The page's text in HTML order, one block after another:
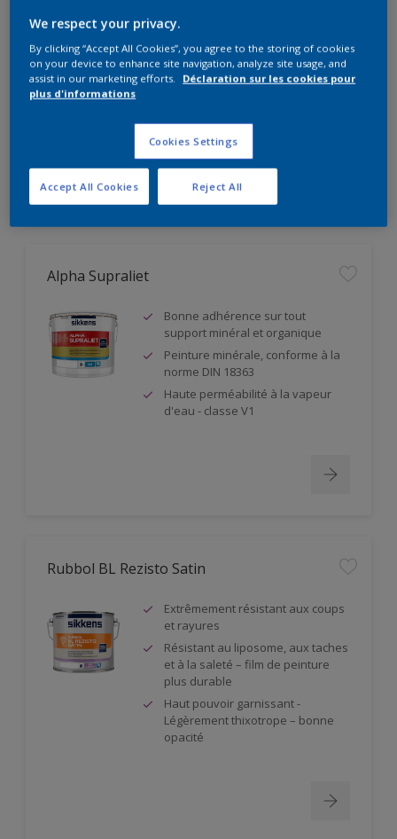
Produit à partir de matières
Pouvoir couvrant élevé. Classe 1
suivant DIN EN 13300
Alpha Supraliet
Bonne adhérence sur tout
support minéral et organique
Peinture minérale, conforme à la
norme DIN 18363
Haute perméabilité à la vapeur
d'eau - classe V1
Rubbol BL Rezisto Satin
Extrêmement résistant aux coups
et rayures
Résistant au liposome, aux taches
et à la saleté – film de peinture
plus durable
Haut pouvoir garnissant -
Légèrement thixotrope – bonne
opacité
We respect your privacy.
By clicking “Accept All Cookies”, you agree to the storing of cookies
on your device to enhance site navigation, analyze site usage, and
assist in our marketing efforts.
Déclaration sur les cookies pour
plus d'informations
Cookies Settings
Reject All
Accept All Cookies